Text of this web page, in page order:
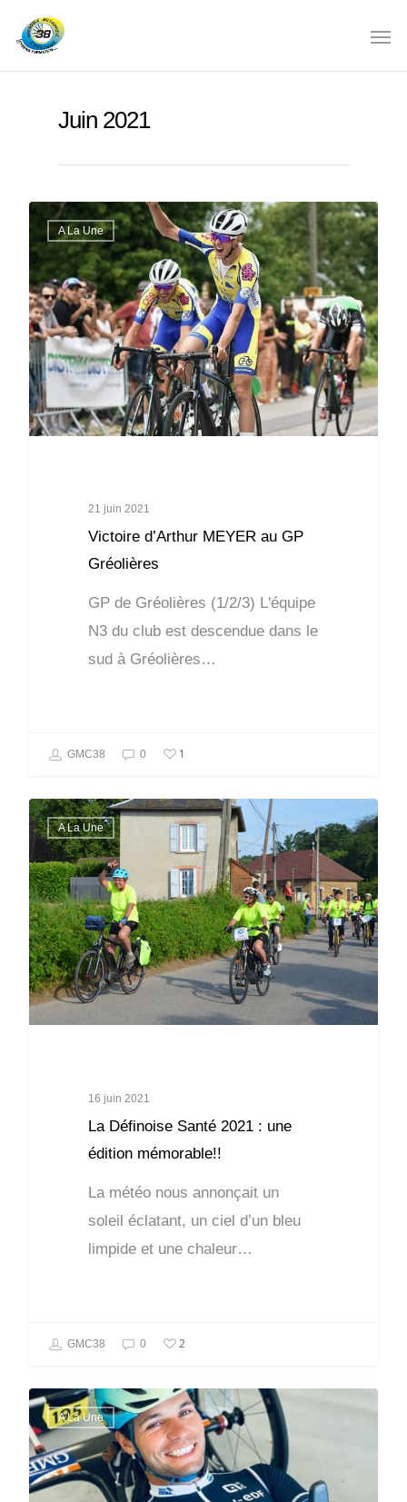
Juin 2021
A La Une
21 juin 2021
Victoire d’Arthur MEYER au GP
Gréolières
GP de Gréolières (1/2/3) L'équipe
N3 du club est descendue dans le
sud à Gréolières…
GMC38 0 1
A La Une
16 juin 2021
La Définoise Santé 2021 : une
édition mémorable!!
La météo nous annonçait un
soleil éclatant, un ciel d’un bleu
limpide et une chaleur…
GMC38 0 2
A La Une